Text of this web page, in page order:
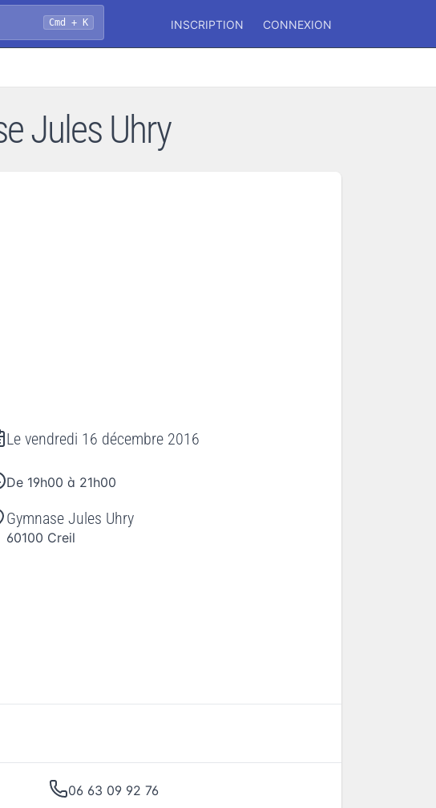
Cmd + K INSCRIPTION CONNEXION
Jules Uhry
Levendredi 16 décembre 2016
De 19h00 à 21h00
Gymnase Jules Uhry
60100 Creil
06 63 09 92 76